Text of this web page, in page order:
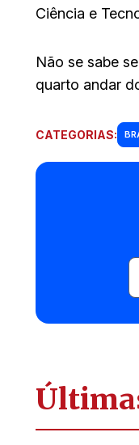
Ciência e
Não se sabe
quarto andar
CATEGORIAS: